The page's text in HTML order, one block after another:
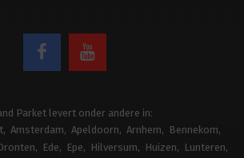
Parket levert onder andere in:
Amsterdam Apeldoorn Arnhem
Bennekom
Ede Epe Hilversum Huizen
Lunteren